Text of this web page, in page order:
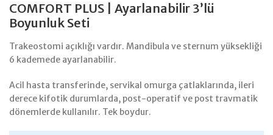
COMFORT PLUS | Ayarlanabilir 3’lü
Boyunluk Seti
Trakeostomi açıklığı vardır. Mandibula ve sternum yüksekliği
6 kademede ayarlanabilir.
Acil hasta transferinde, servikal omurga çatlaklarında, ileri
derece kifotik durumlarda, post-operatif ve post travmatik
dönemlerde kullanılır. Tek boydur.